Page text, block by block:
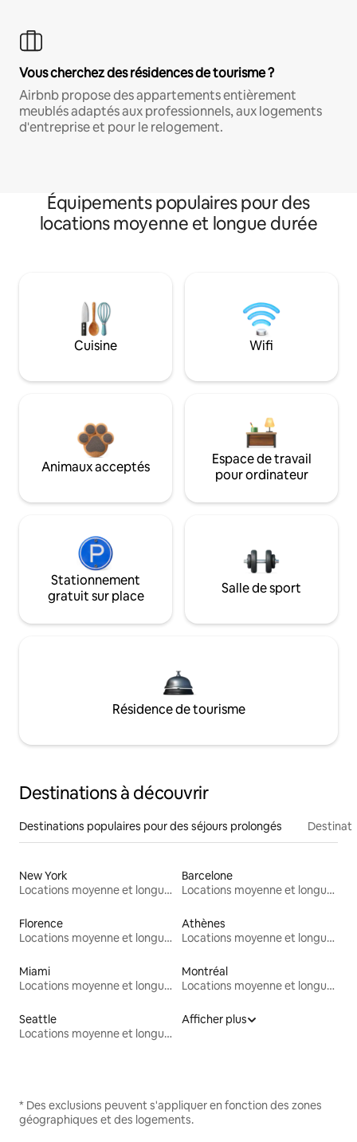
Vous cherchez des résidences de tourisme ?
Airbnb propose des appartements entièrement
meublés adaptés aux professionnels, aux logements
d'entreprise et pour le relogement.
Équipements populaires pour des
locations moyenne et longue durée
Cuisine Wifi
Animaux acceptés
Espace de travail
pour ordinateur
Stationnement
gratuit sur place
Salle de sport
Résidence de tourisme
Destinations à découvrir
Destinations populaires pour des séjours prolongés
New York
Locations moyenne et longue durée
Barcelone
Locations moyenne et longue durée
Florence
Locations moyenne et longue durée
Athènes
Locations moyenne et longue durée
Miami
Locations moyenne et longue durée
Montréal
Locations moyenne et longue durée
Seattle
Locations moyenne et longue durée
Afficher plus
* Des exclusions peuvent s'appliquer en fonction des zones
géographiques et des logements.